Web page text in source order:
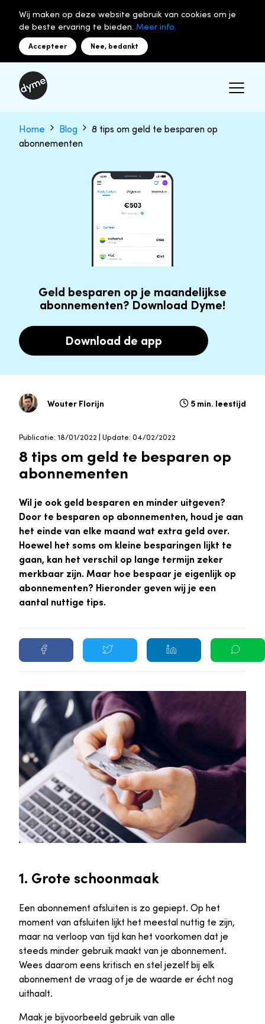
Wij maken op deze website gebruik van cookies om je
de beste ervaring te bieden. Meer info.
Accepteer Nee, bedankt
Home Blog
8 tips om geld te besparen op
abonnementen
Geld besparen op je maandelijkse
abonnementen? Download Dyme!
Download de app
Wouter Florijn 5 min. leestijd
Publicatie: 18/01/2022 | Update: 04/02/2022
8 tips om geld te besparen op
abonnementen
Wil je ook geld besparen en minder uitgeven?
Door te besparen op abonnementen, houd je aan
het einde van elke maand wat extra geld over.
Hoewel het soms om kleine besparingen lijkt te
gaan, kan het verschil op lange termijn zeker
merkbaar zijn. Maar hoe bespaar je eigenlijk op
abonnementen? Hieronder geven wij je een
aantal nuttige tips.
1. Grote schoonmaak
Een abonnement afsluiten is zo gepiept. Op het
moment van afsluiten lijkt het meestal nuttig te zijn,
maar na verloop van tijd kan het voorkomen dat je
steeds minder gebruik maakt van je abonnement.
Wees daarom eens kritisch en stel jezelf bij elk
abonnement de vraag of je de waarde er écht nog
uithaalt.
Maak je bijvoorbeeld gebruik van alle